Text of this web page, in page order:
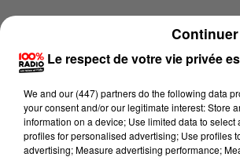
Le respect de votre vie privée
We and our (447) partnersdo the following data
your consent and/or our legitimate interest: Store
information on a device; Use limited data to select
profiles for personalised advertising; Use profiles
advertising; Measure advertising performance;